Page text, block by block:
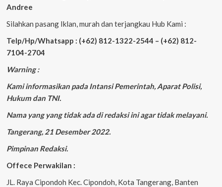
Andree
Silahkan pasang Iklan, murah dan terjangkau Hub Kami :
Telp/Hp/Whatsapp : (+62) 812-1322-2544 – (+62) 812-
7104-2704
Warning :
Kami informasikan pada Intansi Pemerintah, Aparat Polisi,
Hukum dan TNI.
Nama yang yang tidak ada di redaksi ini agar tidak melayani.
Tangerang, 21 Desember 2022.
Pimpinan Redaksi.
Offece Perwakilan :
JL. Raya Cipondoh Kec. Cipondoh, Kota Tangerang, Banten